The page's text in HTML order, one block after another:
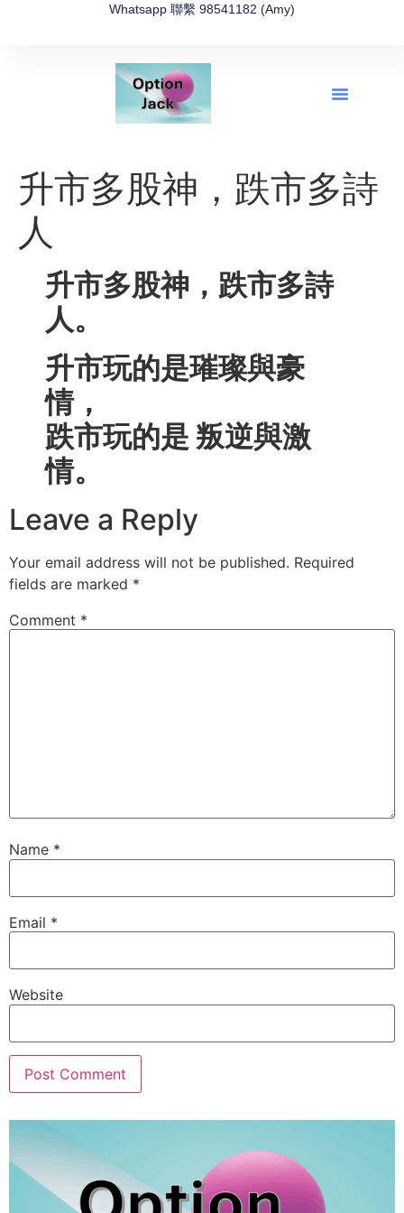
Whatsapp 聯繫 98541182 (Amy)
升市多股神，跌市多詩
人
升市多股神，跌市多詩
人。
升市玩的是璀璨與豪
情，
跌市玩的是 叛逆與激
情。
Leave a Reply
Your email address will not be published. Required
fields are marked *
Comment *
Name *
Email *
Website